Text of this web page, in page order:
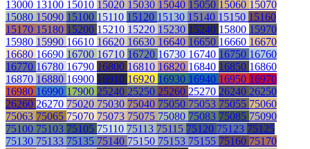
13000 13100 15010 15020 15030 15040 15050 15060 15070
15080 15090 15100 15110 15120 15130 15140 15150 15160
15170 15180 15200 15210 15220 15230 15240 15800 15970
15980 15990 16610 16620 16630 16640 16650 16660 16670
16680 16690 16700 16710 16720 16730 16740 16750 16760
16770 16780 16790 16800 16810 16820 16840 16850 16860
16870 16880 16900 16910 16920 16930 16940 16950 16970
16980 16990 17900 25240 25250 25260 25270 26240 26250
26260 26270 75020 75030 75040 75050 75053 75055 75060
75063 75065 75070 75073 75075 75080 75083 75085 75090
75100 75103 75105 75110 75113 75115 75120 75123 75125
75130 75133 75135 75140 75150 75153 75155 75160 75170